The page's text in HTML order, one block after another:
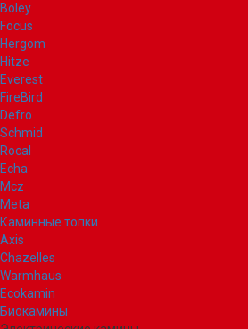
Boley
Focus
Hergom
Hitze
Everest
FireBird
Defro
Schmid
Rocal
Echa
Mcz
Meta
Каминные топки
Axis
Chazelles
Warmhaus
Ecokamin
Биокамины